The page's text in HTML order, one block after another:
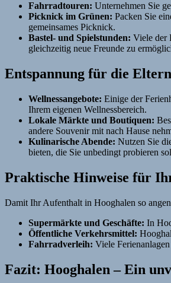
Fahrradtouren: Unternehmen Sie
Picknick im Grünen: Packen Sie
gemeinsames Picknick.
Bastel- und Spielstunden: Viele der
gleichzeitig neue Freunde zu
Entspannung für die Eltern
Wellnessangebote: Einige der
Ihrem eigenen Wellnessbereich.
Lokale Märkte und Boutiquen:
andere Souvenir mit nach Hause
Kulinarische Abende: Nutzen Sie
bieten, die Sie unbedingt probieren
Praktische Hinweise für
Damit Ihr Aufenthalt in Hooghalen so
Supermärkte und Geschäfte: In
Öffentliche Verkehrsmittel:
Fahrradverleih: Viele
Fazit: Hooghalen – Ein